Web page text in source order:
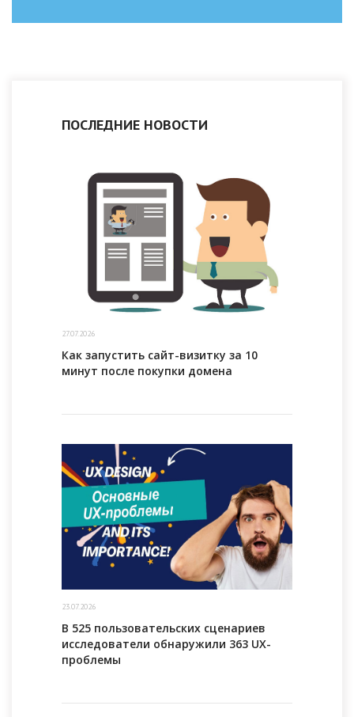
ПОСЛЕДНИЕ НОВОСТИ
27.07.2026
Как запустить сайт-визитку за 10
минут после покупки домена
23.07.2026
В 525 пользовательских сценариев
исследователи обнаружили 363 UX-
проблемы